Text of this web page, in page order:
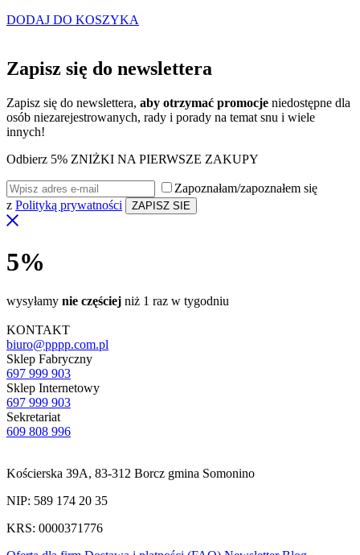
DODAJ DO KOSZYKA
Zapisz się do newslettera
Zapisz się do newslettera, aby otrzymać promocje niedostępne dla
osób niezarejestrowanych, rady i porady na temat snu i wiele
innych!
Odbierz 5% ZNIŻKI NA PIERWSZE ZAKUPY
Zapoznałam/zapoznałem się
z Polityką prywatności
5%
wysyłamy nie częściej niż 1 raz w tygodniu
KONTAKT
biuro@pppp.com.pl
Sklep Fabryczny
697 999 903
Sklep Internetowy
697 999 903
Sekretariat
609 808 996
Kościerska 39A, 83-312 Borcz gmina Somonino
NIP: 589 174 20 35
KRS: 0000371776